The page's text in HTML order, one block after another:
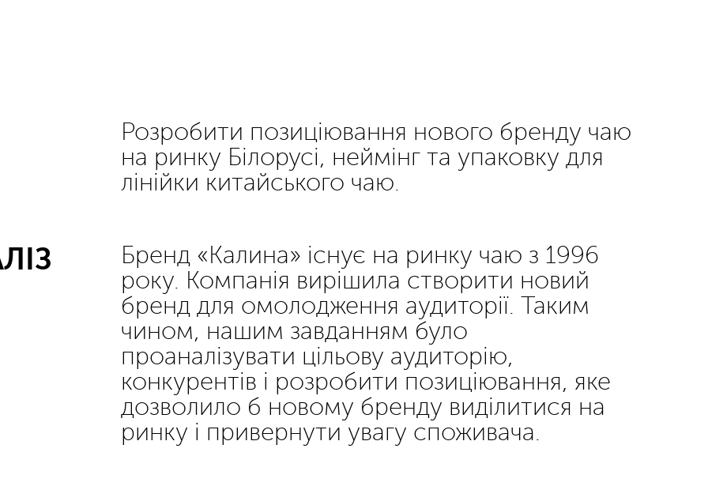
Розробити позиціювання нового бренду чаю
на ринку Білорусі, неймінг та упаковку для
лінійки китайського чаю.
Бренд «Калина» існує на ринку чаю з 1996
року. Компанія вирішила створити новий
бренд для омолодження аудиторії. Таким
чином, нашим завданням було
проаналізувати цільову аудиторію,
конкурентів і розробити позиціювання, яке
дозволило б новому бренду виділитися на
ринку і привернути увагу споживача.